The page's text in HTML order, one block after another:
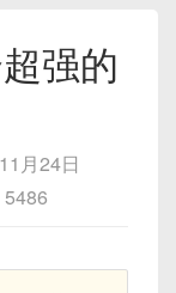
强的
月24日